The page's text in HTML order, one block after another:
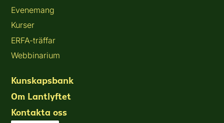
Evenemang
Kurser
ERFA-träffar
Webbinarium
Kunskapsbank
Om Lantlyftet
Kontakta oss